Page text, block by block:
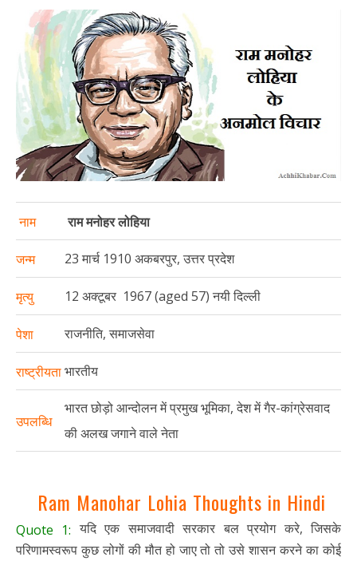
नाम राम मनोहर लोहिया
जन्म 23 मार्च 1910 अकबरपुर, उत्तर प्रदेश
मृत्यु 12 अक्टूबर 1967 (aged 57) नयी दिल्ली
पेशा राजनीति, समाजसेवा
राष्ट्रीयताभारतीय
उपलब्धि
भारत छोड़ो आन्दोलन में प्रमुख भूमिका, देश में गैर-कांग्रेसवाद
की अलख जगाने वाले नेता
Ram Manohar Lohia Thoughts in Hindi
Quote 1: यदि एक समाजवादी सरकार बल प्रयोग करे, जिसके
परिणामस्वरूप कुछ लोगों की मौत हो जाए तो तो उसे शासन करने का कोई